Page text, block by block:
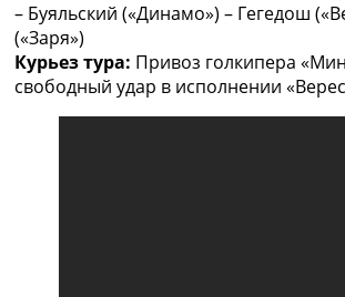
– Буяльский («Динамо») – Гегедош
(«Заря»)
Курьез тура: Привоз голкипера
свободный удар в исполнении